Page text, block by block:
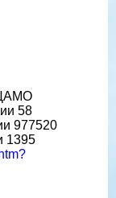
58
977520
1395